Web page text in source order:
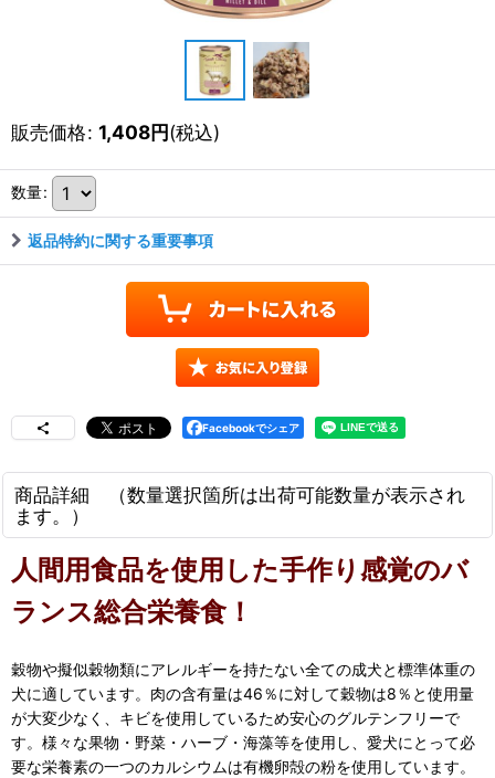
販売価格: 1,408円(税込)
数量:
返品特約に関する重要事項
Facebookでシェア
商品詳細 （数量選択箇所は出荷可能数量が表示され
ます。）
人間用食品を使用した手作り感覚のバ
ランス総合栄養食！
穀物や擬似穀物類にアレルギーを持たない全ての成犬と標準体重の
犬に適しています。肉の含有量は46％に対して穀物は8％と使用量
が大変少なく、キビを使用しているため安心のグルテンフリーで
す。様々な果物・野菜・ハーブ・海藻等を使用し、愛犬にとって必
要な栄養素の一つのカルシウムは有機卵殻の粉を使用しています。